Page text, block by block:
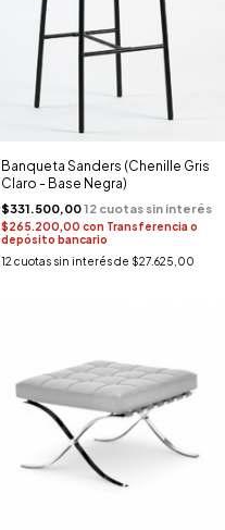
Banqueta Sanders (Chenille Gris
Claro - Base Negra)
$331.500,00
$265.200,00 con Transferencia o
depósito bancario
12 cuotas sin interés de $27.625,00